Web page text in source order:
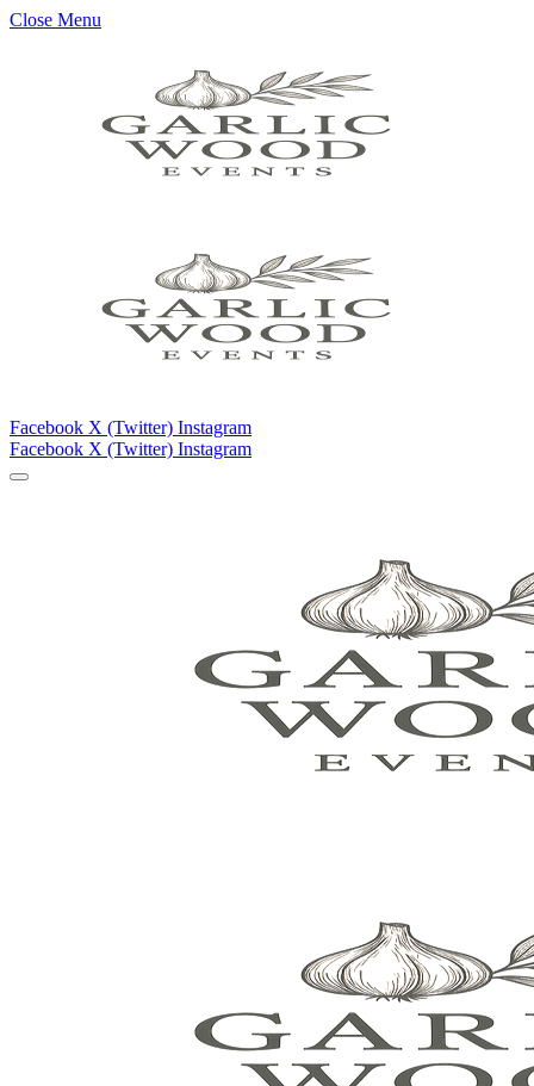
Close Menu
Facebook X (Twitter) Instagram
Facebook X (Twitter) Instagram